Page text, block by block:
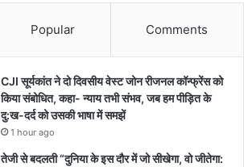
Popular Comments
CJI सूर्यकांत ने दो दिवसीय वेस्ट जोन रीजनल कॉन्फ्रेंस को
किया संबोधित, कहा- न्याय तभी संभव, जब हम पीड़ित के
दु:ख-दर्द को उसकी भाषा में समझें
1 hour ago
तेजी से बदलती “दुनिया के इस दौर में जो सीखेगा, वो जीतेगा: